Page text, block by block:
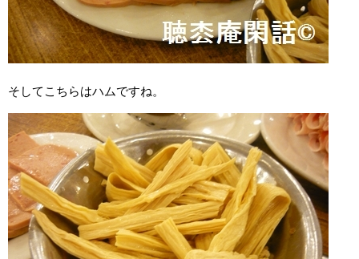
そしてこちらはハムですね。